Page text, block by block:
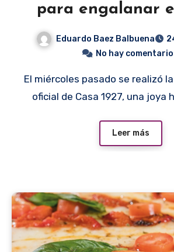
para engalanar
Eduardo Baez Balbuena
No hay
El miércoles pasado se realizó la presentación
oficial de Casa 1927, una joya
Leer más